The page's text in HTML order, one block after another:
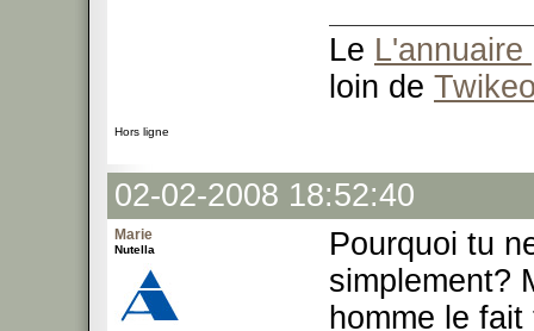
Le L'annuaire
loin de
Hors ligne
02-02-2008 18:52:40
Marie
Nutella
Pourquoi tu
simplement?
homme le